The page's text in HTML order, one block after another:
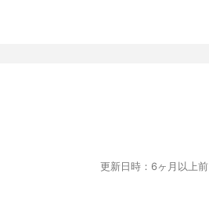
更新日時：6ヶ月以上前